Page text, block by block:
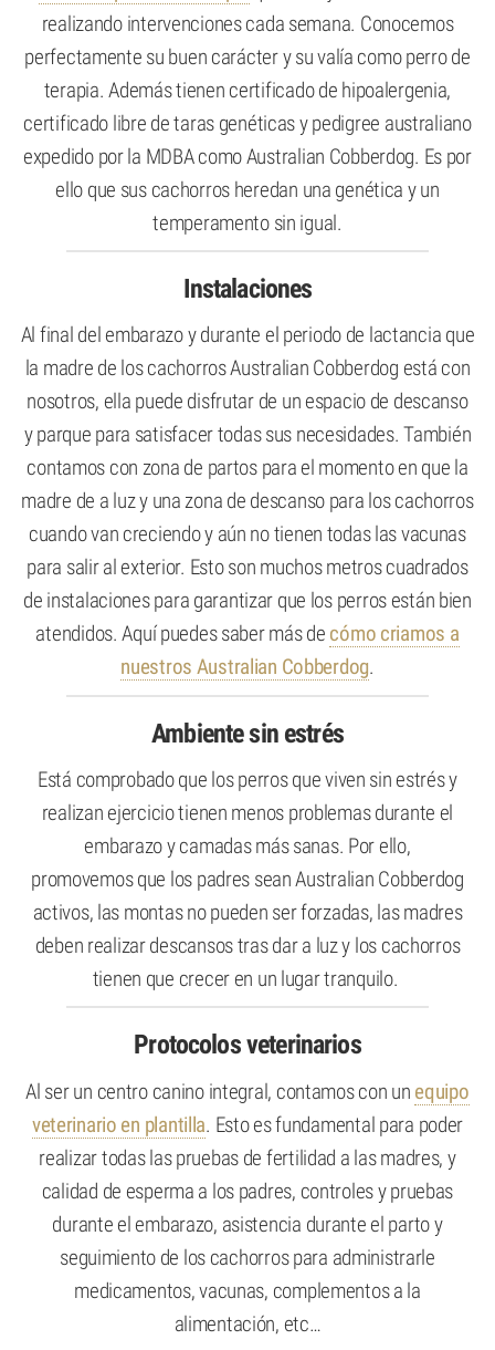
realizando intervenciones cada semana. Conocemos
perfectamente su buen carácter y su valía como perro de
terapia. Además tienen certificado de hipoalergenia,
certificado libre de taras genéticas y pedigree australiano
expedido por la MDBA como Australian Cobberdog. Es por
ello que sus cachorros heredan una genética y un
temperamento sin igual.
Instalaciones
Al final del embarazo y durante el periodo de lactancia que
la madre de los cachorros Australian Cobberdog está con
nosotros, ella puede disfrutar de un espacio de descanso
y parque para satisfacer todas sus necesidades. También
contamos con zona de partos para el momento en que la
madre de a luz y una zona de descanso para los cachorros
cuando van creciendo y aún no tienen todas las vacunas
para salir al exterior. Esto son muchos metros cuadrados
de instalaciones para garantizar que los perros están bien
atendidos. Aquí puedes saber más de cómo criamos a
nuestros Australian Cobberdog.
Ambiente sin estrés
Está comprobado que los perros que viven sin estrés y
realizan ejercicio tienen menos problemas durante el
embarazo y camadas más sanas. Por ello,
promovemos que los padres sean Australian Cobberdog
activos, las montas no pueden ser forzadas, las madres
deben realizar descansos tras dar a luz y los cachorros
tienen que crecer en un lugar tranquilo.
Protocolos veterinarios
Al ser un centro canino integral, contamos con un equipo
veterinario en plantilla. Esto es fundamental para poder
realizar todas las pruebas de fertilidad a las madres, y
calidad de esperma a los padres, controles y pruebas
durante el embarazo, asistencia durante el parto y
seguimiento de los cachorros para administrarle
medicamentos, vacunas, complementos a la
alimentación, etc…